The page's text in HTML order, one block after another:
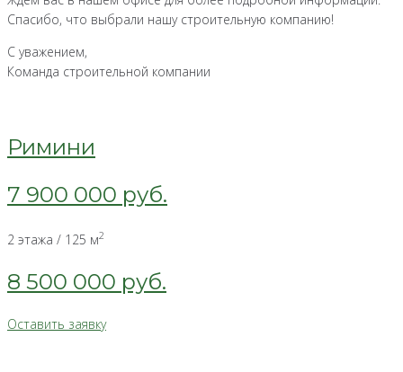
Спасибо, что выбрали нашу строительную компанию!
С уважением,
Команда строительной компании
Римини
7 900 000 руб.
2 этажа / 125 м2
8 500 000 руб.
Оставить заявку